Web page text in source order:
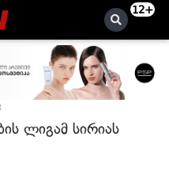
12+
ლიგამ სირიას